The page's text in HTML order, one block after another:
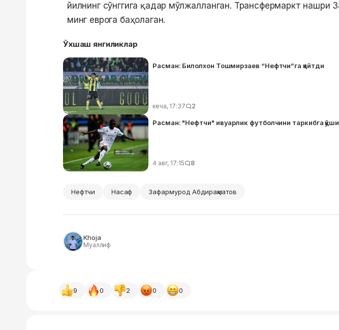
йилнинг сўнггига қадар мўлжалланган. Трансфермаркт нашри
минг еврога баҳолаган.
Ўхшаш янгиликлар
Расман: Билолхон Тошмирзаев “Нефтчи”га қайтди
кеча, 17:37 2
Расман: "Нефтчи" ивуарлик футболчини таркибга
4 авг, 17:15 8
Нефтчи Насаф Зафармурод Абдираҳматов
Khoja
Муаллиф
9 0 2 0 0